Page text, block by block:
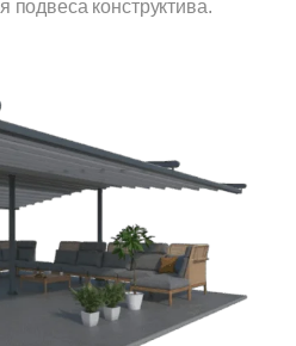
подвеса конструктива.